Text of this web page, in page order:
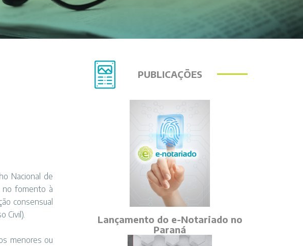
Nacional de
no fomento à
consensual
Civil).
menores ou
PUBLICAÇÕES
Lançamento do e-Notariado no
Paraná